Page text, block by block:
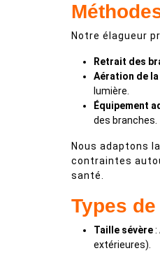
Notre élagueur
Retrait des
Aération de
lumière.
Équipement
des branches.
Nous adaptons
contraintes
santé.
Types
Taille sévère:
extérieures).